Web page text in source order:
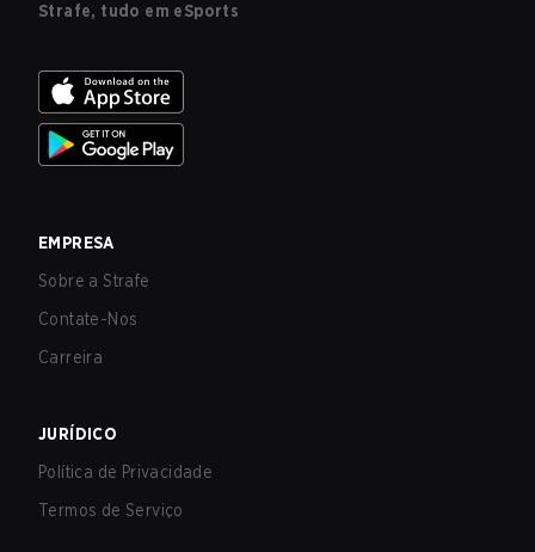
Strafe, tudo em eSports
EMPRESA
Sobre a Strafe
Contate-Nos
Carreira
JURÍDICO
Política de Privacidade
Termos de Serviço